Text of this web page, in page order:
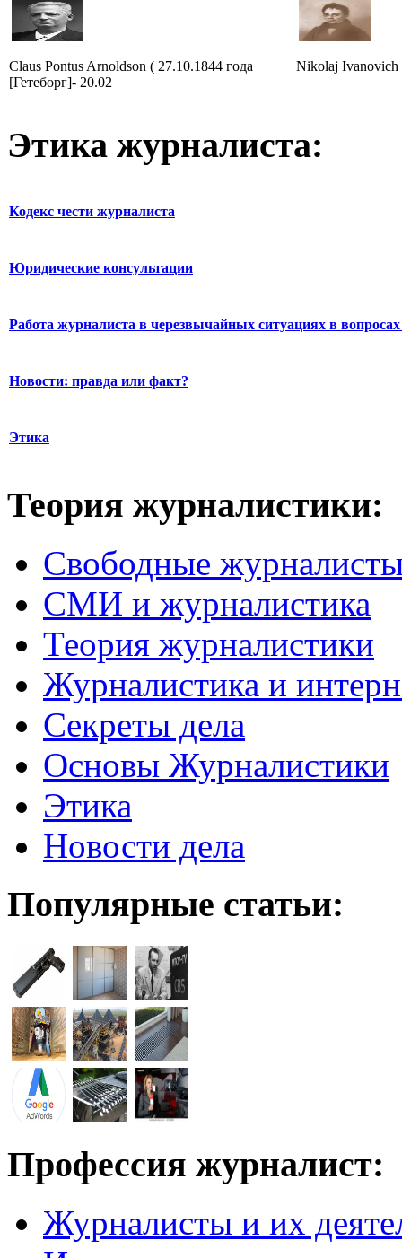
Claus Pontus Arnoldson ( 27.10.1844 года
[Гетеборг]- 20.02
Nikolaj Ivanovich
Этика журналиста:
Кодекс чести журналиста
Юридические консультации
Работа журналиста в черезвычайных ситуациях в вопросах
Новости: правда или факт?
Этика
Теория журналистики:
Свободные
СМИ и журналистика
Теория журналистики
Журналистика и
Секреты дела
Основы Журналистики
Этика
Новости дела
Популярные статьи:
Профессия журналист:
Журналисты и их